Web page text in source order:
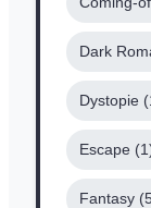
Dark
Dystopie
Escape
Fantasy